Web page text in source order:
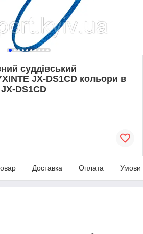
суддівський
JX-DS1CD кольори в
DS1CD
Доставка Оплата Умови